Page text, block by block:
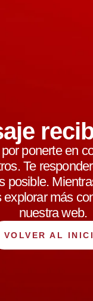
ponerte en
Te
posible.
explorar más
nuestra web.
VOLVER AL